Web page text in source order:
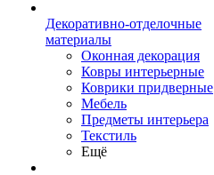
Декоративно-отделочные
материалы
Оконная декорация
Ковры интерьерные
Коврики придверные
Мебель
Предметы интерьера
Текстиль
Ещё